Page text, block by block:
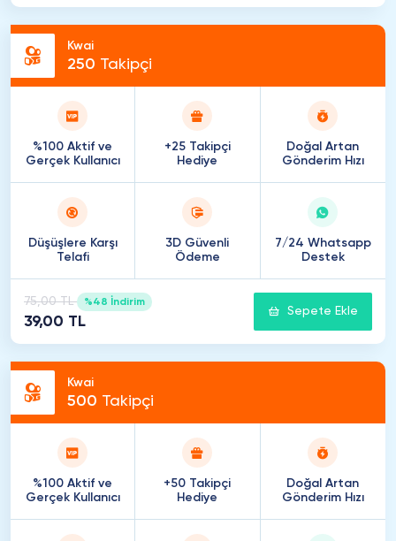
Kwai
250 Takipçi
%100 Aktif ve
Gerçek Kullanıcı
+25 Takipçi
Hediye
Doğal Artan
Gönderim Hızı
Düşüşlere Karşı
Telafi
3D Güvenli
Ödeme
7/24 Whatsapp
Destek
75,00 TL %48 İndirim
39,00 TL
Sepete Ekle
Kwai
500 Takipçi
%100 Aktif ve
Gerçek Kullanıcı
+50 Takipçi
Hediye
Doğal Artan
Gönderim Hızı